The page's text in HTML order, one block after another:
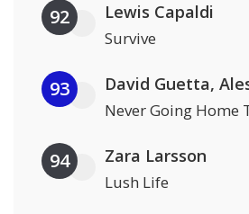
92 Lewis Capaldi
Survive
93 David Guetta,
Never Going Home
94 Zara Larsson
Lush Life